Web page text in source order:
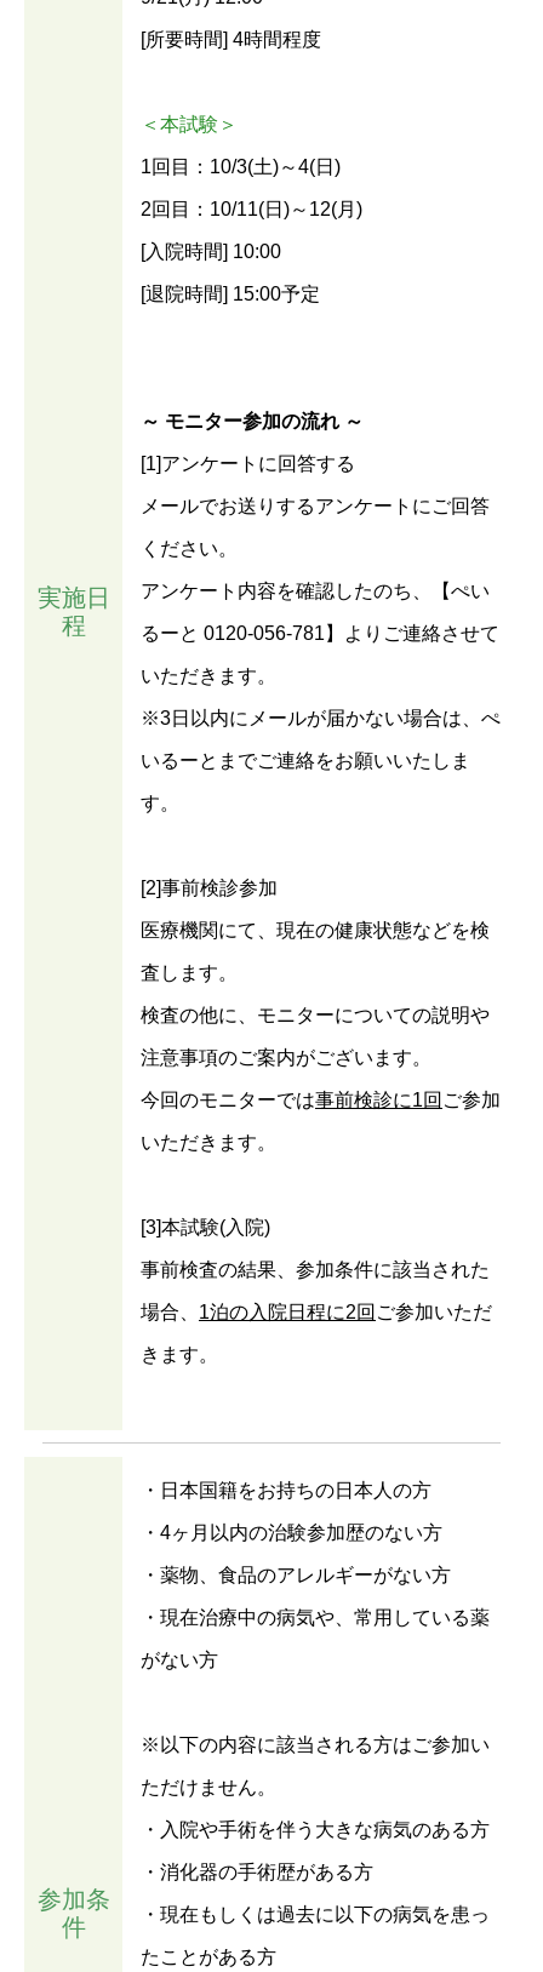
実施日
程
[所要時間] 4時間程度
＜本試験＞
1回目：10/3(土)～4(日)
2回目：10/11(日)～12(月)
[入院時間] 10:00
[退院時間] 15:00予定
～ モニター参加の流れ ～
[1]アンケートに回答する
メールでお送りするアンケートにご回答
ください。
アンケート内容を確認したのち、【ぺい
るーと 0120-056-781】よりご連絡させて
いただきます。
※3日以内にメールが届かない場合は、ぺ
いるーとまでご連絡をお願いいたしま
す。
[2]事前検診参加
医療機関にて、現在の健康状態などを検
査します。
検査の他に、モニターについての説明や
注意事項のご案内がございます。
今回のモニターでは事前検診に1回 ご参加
いただきます。
[3]本試験(入院)
事前検査の結果、参加条件に該当された
場合、 1泊の入院日程に2回 ご参加いただ
きます。
参加条
件
・日本国籍をお持ちの日本人の方
・4ヶ月以内の治験参加歴のない方
・薬物、食品のアレルギーがない方
・現在治療中の病気や、常用している薬
がない方
※以下の内容に該当される方はご参加い
ただけません。
・入院や手術を伴う大きな病気のある方
・消化器の手術歴がある方
・現在もしくは過去に以下の病気を患っ
たことがある方